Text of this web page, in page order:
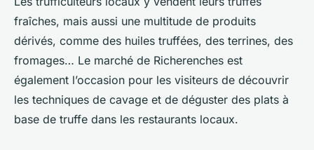
fraîches, mais aussi une multitude de produits
dérivés, comme des huiles truffées, des terrines, des
fromages… Le marché de Richerenches est
également l’occasion pour les visiteurs de découvrir
les techniques de cavage et de déguster des plats à
base de truffe dans les restaurants locaux.